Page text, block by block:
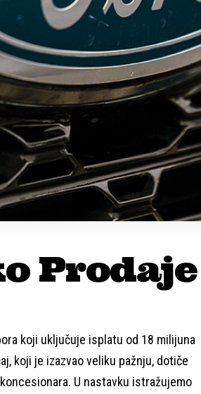
Prodaje
koji uključuje isplatu od 18 milijuna
koji je izazvao veliku pažnju, dotiče
U nastavku istražujemo